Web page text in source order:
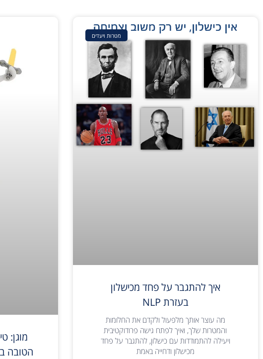
מטרות ויעדים
איך להתגבר על פחד מכישלון
בעזרת NLP
מה עוצר אותך מלפעול ולקדם את החלומות
והמטרות שלך, ואיך לפתח גישה פרודוקטיבית
ויעילה להתמודדות עם כישלון, להתגבר על פחד
מכישלון ודחייה באמת
מוגן: